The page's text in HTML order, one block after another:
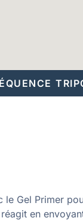
le Gel Primer
en